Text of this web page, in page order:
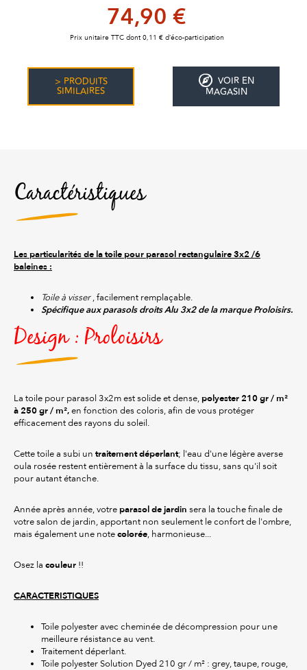
74,90 €
Prix unitaire TTC dont 0,11 € d’éco-participation
> PRODUITS
SIMILAIRES
VOIR EN
MAGASIN
Caractéristiques
Les particularités de la toile pour parasol rectangulaire 3x2 /6
baleines :
Toile à visser, facilement remplaçable.
Spécifique aux parasols droits Alu 3x2 de la marque Proloisirs.
Design : Proloisirs
La toile pour parasol 3x2m est solide et dense, polyester 210 gr / m²
à 250 gr / m², en fonction des coloris, afin de vous protéger
efficacement des rayons du soleil.
Cette toile a subi un traitement déperlant; l'eau d'une légère averse
oula rosée restent entièrement à la surface du tissu, sans qu'il soit
pour autant étanche.
Année après année, votre parasol de jardin sera la touche finale de
votre salon de jardin, apportant non seulement le confort de l'ombre,
mais également une note colorée, harmonieuse...
Osez la couleur !!
CARACTERISTIQUES
Toile polyester avec cheminée de décompression pour une
meilleure résistance au vent.
Traitement déperlant.
Toile polyester Solution Dyed 210 gr / m² : grey, taupe, rouge,